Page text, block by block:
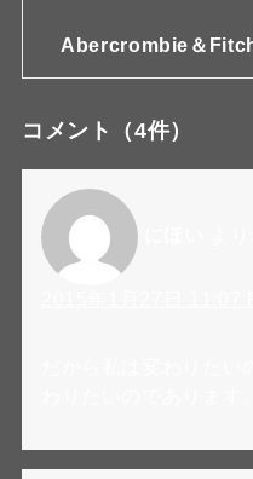
Abercrombie＆
コメント （4件）